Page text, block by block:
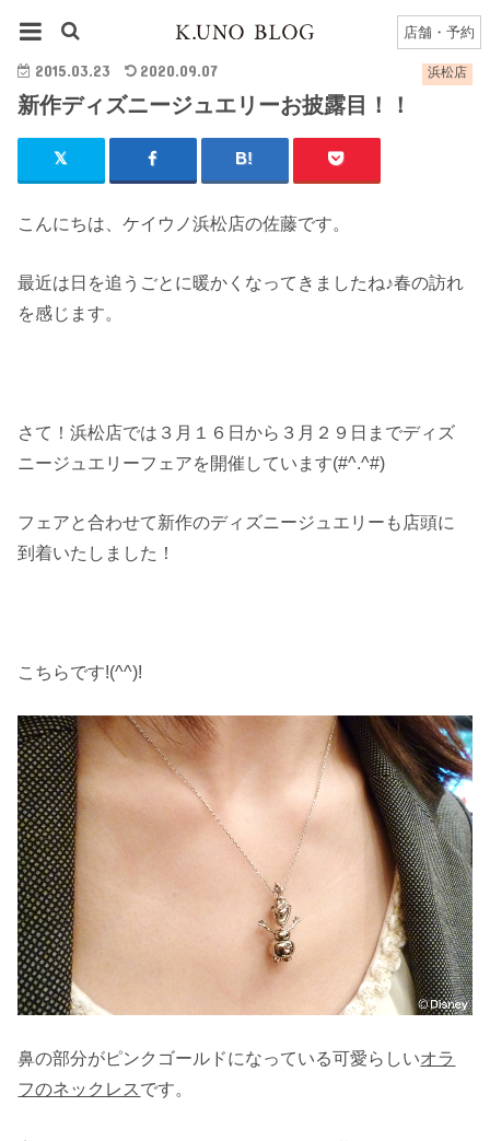
店舗・予約
新作ディズニージュエリーお披露目！！
浜松店
2015.03.23 2020.09.07
新作ディズニージュエリーお披露目！！
こんにちは、ケイウノ浜松店の佐藤です。
最近は日を追うごとに暖かくなってきましたね♪春の訪れ
を感じます。
さて！浜松店では３月１６日から３月２９日までディズ
ニージュエリーフェアを開催しています(#^.^#)
フェアと合わせて新作のディズニージュエリーも店頭に
到着いたしました！
こちらです!(^^)!
鼻の部分がピンクゴールドになっている可愛らしいオラ
フのネックレス です。